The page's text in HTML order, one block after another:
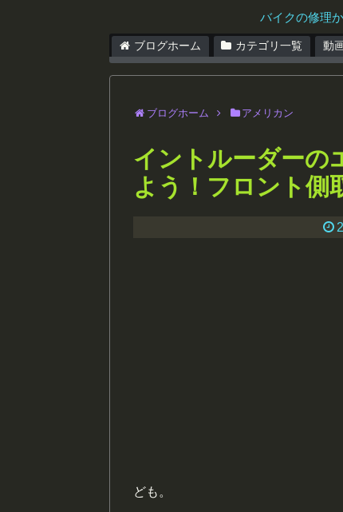
バイクの修理
ブログホーム カテゴリ一覧 動
ブログホーム アメリカン
イントルーダーの
よう！フロント側
ども。